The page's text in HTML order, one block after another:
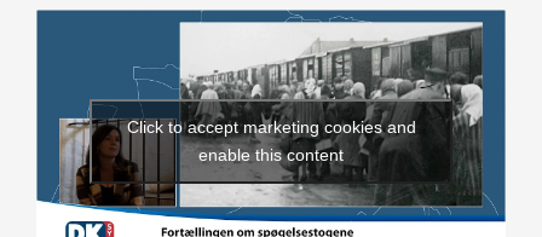
Click to accept marketing cookies and
enable this content